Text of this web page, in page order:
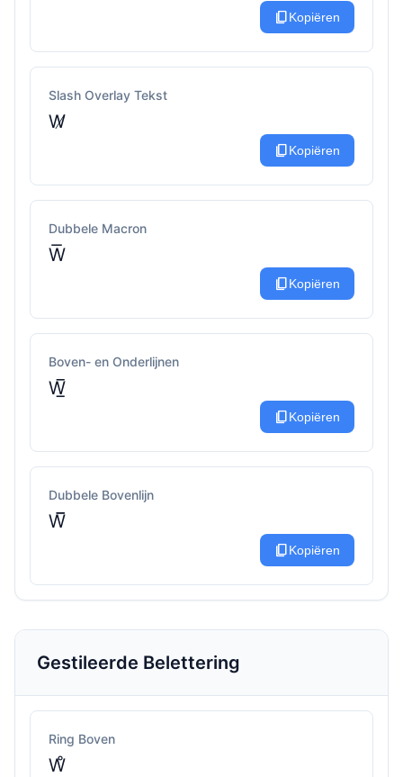
content_copyKopiëren
Slash Overlay Tekst
W̸
content_copyKopiëren
Dubbele Macron
W͞
content_copyKopiëren
Boven- en Onderlijnen
W̲̅
content_copyKopiëren
Dubbele Bovenlijn
W̅̅
content_copyKopiëren
Gestileerde Belettering
Ring Boven
W̊